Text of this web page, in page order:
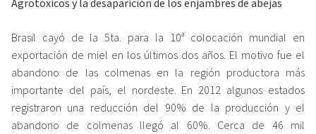
Brasil cayó de la 5ta. para la 10ª colocación mundial en
exportación de miel en los últimos dos años. El motivo fue el
abandono de las colmenas en la región productora más
importante del país, el nordeste. En 2012 algunos estados
registraron una reducción del 90% de la producción y el
abandono de colmenas llegó al 60%. Cerca de 46 mil